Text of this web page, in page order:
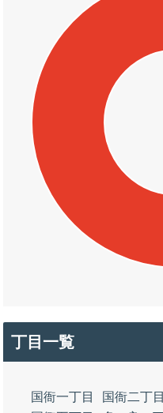
丁目一覧
国衙一丁目 国衙二丁目